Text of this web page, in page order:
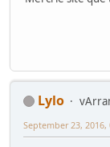
Lylo
September 23, 2016,